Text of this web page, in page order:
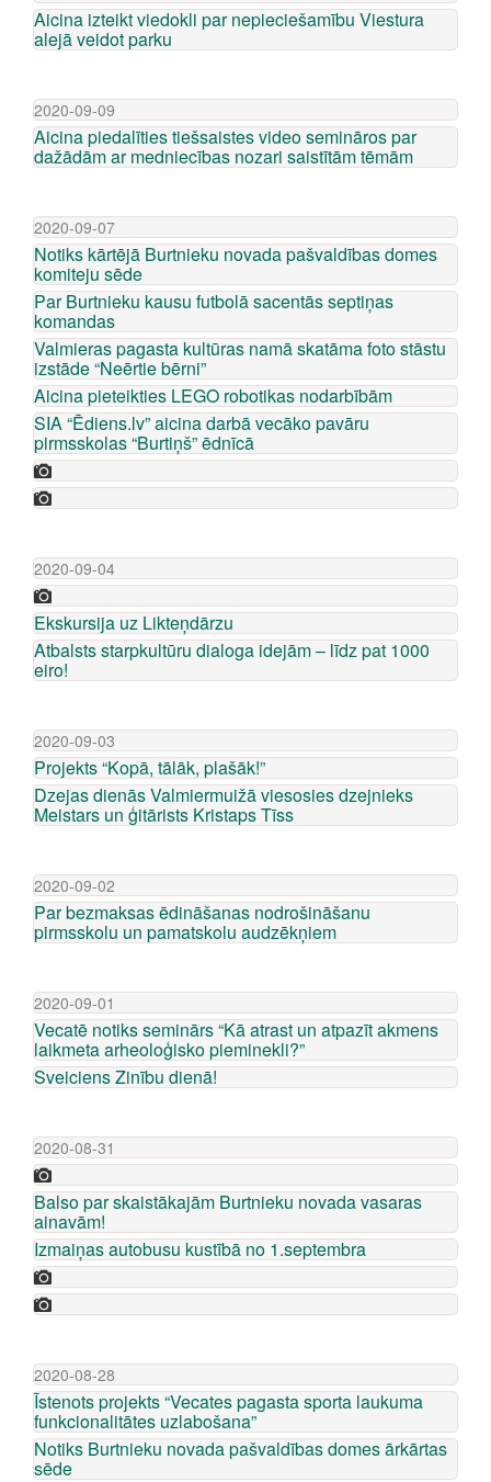
Aicina izteikt viedokli par nepieciešamību Viestura
alejā veidot parku
2020-09-09
Aicina piedalīties tiešsaistes video semināros par
dažādām ar medniecības nozari saistītām tēmām
2020-09-07
Notiks kārtējā Burtnieku novada pašvaldības domes
komiteju sēde
Par Burtnieku kausu futbolā sacentās septiņas
komandas
Valmieras pagasta kultūras namā skatāma foto stāstu
izstāde “Neērtie bērni”
Aicina pieteikties LEGO robotikas nodarbībām
SIA “Ēdiens.lv” aicina darbā vecāko pavāru
pirmsskolas “Burtiņš” ēdnīcā
2020-09-04
Ekskursija uz Likteņdārzu
Atbalsts starpkultūru dialoga idejām – līdz pat 1000
eiro!
2020-09-03
Projekts “Kopā, tālāk, plašāk!”
Dzejas dienās Valmiermuižā viesosies dzejnieks
Meistars un ģitārists Kristaps Tīss
2020-09-02
Par bezmaksas ēdināšanas nodrošināšanu
pirmsskolu un pamatskolu audzēkņiem
2020-09-01
Vecatē notiks seminārs “Kā atrast un atpazīt akmens
laikmeta arheoloģisko pieminekli?”
Sveiciens Zinību dienā!
2020-08-31
Balso par skaistākajām Burtnieku novada vasaras
ainavām!
Izmaiņas autobusu kustībā no 1.septembra
2020-08-28
Īstenots projekts “Vecates pagasta sporta laukuma
funkcionalitātes uzlabošana”
Notiks Burtnieku novada pašvaldības domes ārkārtas
sēde